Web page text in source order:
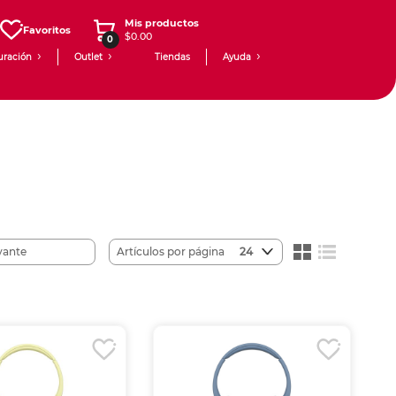
Favoritos
0
Mis productos
$0.00
Outlet Tiendas Ayuda
Artículos por página 24